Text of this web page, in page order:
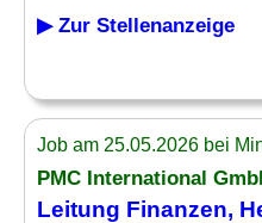
▶ Zur Stellenanzeige
Job am 25.05.2026 bei
PMC International
Leitung Finanzen,